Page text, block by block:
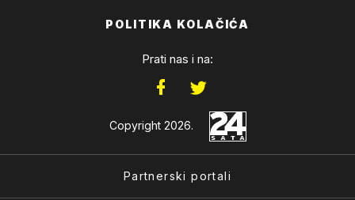
POLITIKA KOLAČIĆA
Prati nas i na:
Copyright 2026.
Partnerski portali